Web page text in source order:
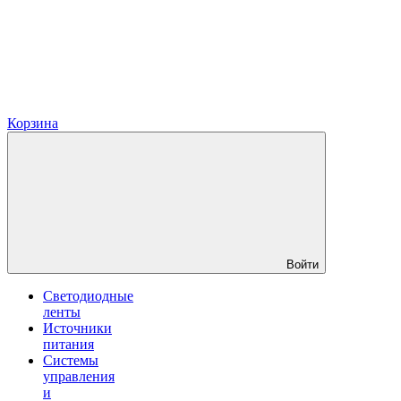
Корзина
Войти
Светодиодные
ленты
Источники
питания
Системы
управления
и